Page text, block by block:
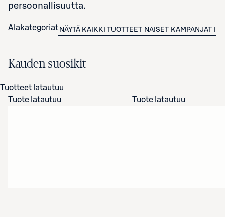
persoonallisuutta.
Alakategoriat NÄYTÄ KAIKKI TUOTTEET NAISET KAMPANJAT
Kauden suosikit
Tuotteet latautuu
Tuote latautuu
Tuote latautuu